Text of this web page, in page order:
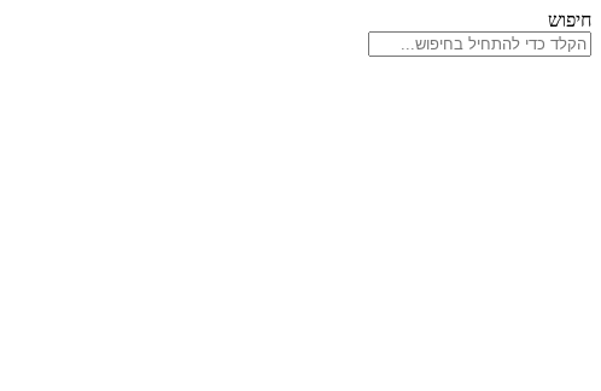
דלג
לתוכן
חיפוש